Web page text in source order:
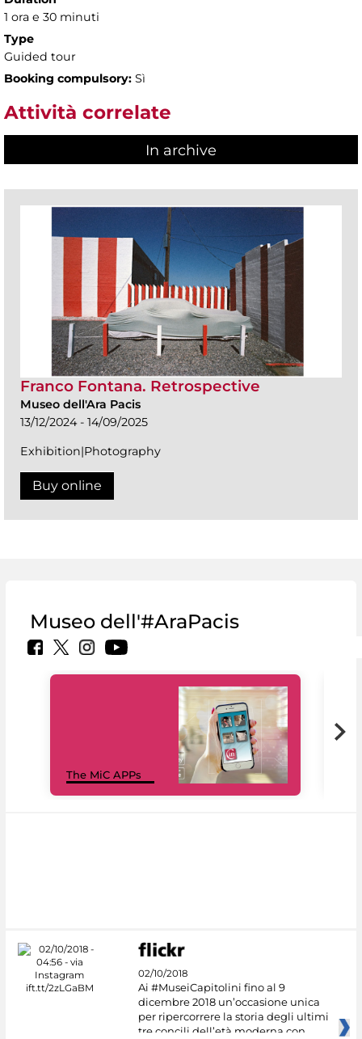
1 ora e 30 minuti
Type
Guided tour
Booking compulsory: Sì
Attività correlate
In archive
Franco Fontana. Retrospective
Museo dell'Ara Pacis
13/12/2024 - 14/09/2025
Exhibition|Photography
Buy online
Museo dell'#AraPacis
The MiC APPs
02/10/2018
Ai #MuseiCapitolini fino al 9
dicembre 2018 un’occasione unica
per ripercorrere la storia degli ultimi
tre concili dell’età moderna con